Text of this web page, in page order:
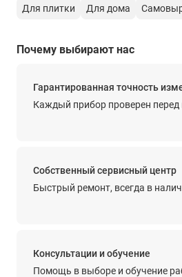
± 3°
нет
Построение наклонных линий
есть
Элементы питания
Li-Ion аккумулятор
Класс лазера
Для плитки
Для дома
Почему выбирают нас
Гарантированная точность
Каждый прибор проверен
Собственный сервисный центр
Быстрый ремонт, всегда в
Консультации и обучение
Помощь в выборе и обучение